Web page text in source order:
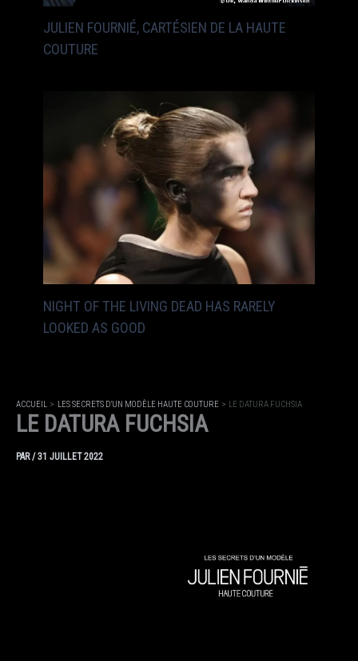
JULIEN FOURNIÉ, CARTÉSIEN DE LA HAUTE
COUTURE
NIGHT OF THE LIVING DEAD HAS RARELY
LOOKED AS GOOD
ACCUEIL LES SECRETS D'UN MODÈLE HAUTE COUTURE LE DATURA FUCHSIA
LE DATURA FUCHSIA
PAR/31 JUILLET 2022